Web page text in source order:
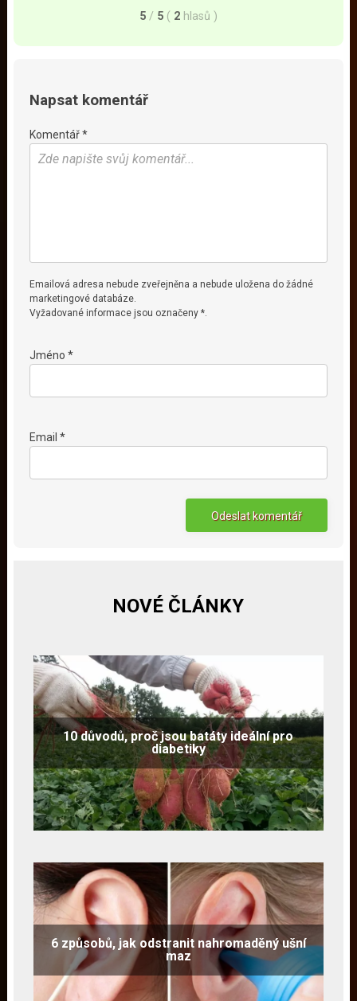
5 / 5 ( 2 hlasů )
Napsat komentář
Komentář *
Emailová adresa nebude zveřejněna a nebude uložena do žádné
marketingové databáze.
Vyžadované informace jsou označeny *.
Jméno *
Email *
NOVÉ ČLÁNKY
10 důvodů, proč jsou batáty ideální pro
diabetiky
6 způsobů, jak odstranit nahromaděný ušní
maz